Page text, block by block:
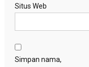
Situs Web
Simpan nama,